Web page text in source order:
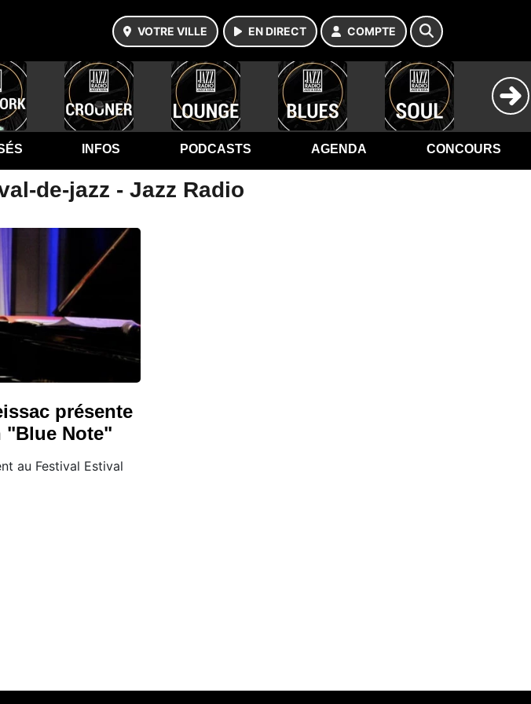
VOTRE VILLE EN DIRECT COMPTE
INFOS PODCASTS AGENDA CONCOURS
de-jazz - Jazz Radio
présente
"Blue Note"
au Festival Estival